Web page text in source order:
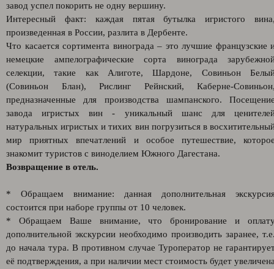
завод успел покорить не одну вершину.
Интересный факт: каждая пятая бутылка игристого
произведенная в России, разлита в Дербенте.
Что касается сортимента винограда – это лучшие французские
немецкие ампелографические сорта винограда
селекции, такие как Алиготе, Шардоне, Совиньон
(Совиньон Блан), Рислинг Рейнский, Каберне-
предназначенные для производства шампанского.
завода игристых вин - уникальный шанс для
натуральных игристых и тихих вин погрузиться в
мир приятных впечатлений и особое путешествие,
знакомит туристов с виноделием Южного Дагестана.
Возвращение в отель.
* Обращаем внимание: данная дополнительная
состоится при наборе группы от 10 человек.
* Обращаем Ваше внимание, что бронирование и
дополнительной экскурсии необходимо производить заранее,
до начала тура. В противном случае Туроператор не
её подтверждения, а при наличии мест стоимость будет